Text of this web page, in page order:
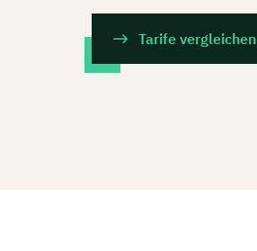
Tarife vergleichen